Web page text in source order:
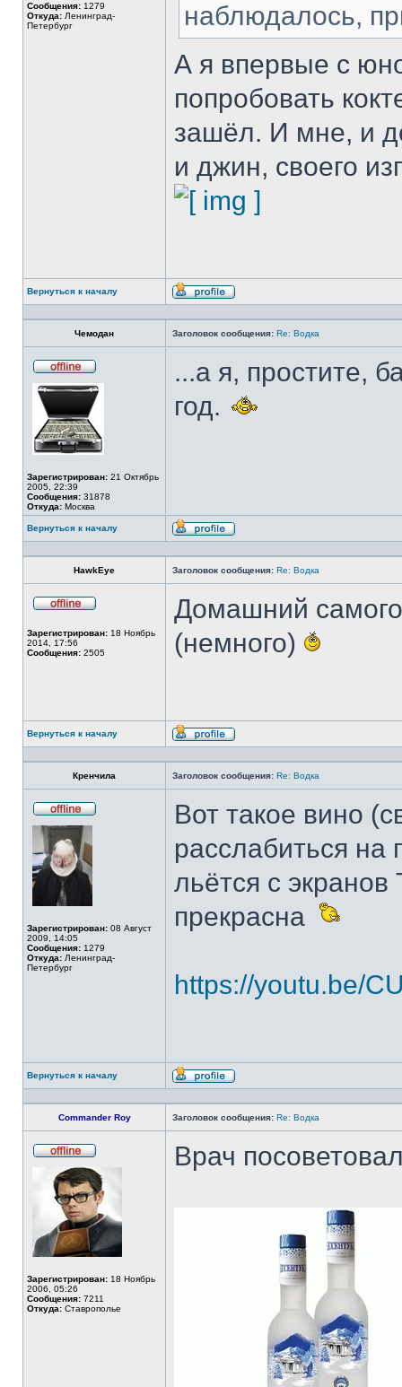
Сообщения: 1279
Откуда: Ленинград-
Петербург
наблюдалось,
А я впервые с
попробовать
зашёл. И мне, и
и джин, своего
Вернуться к началу
Профиль
Чемодан Заголовок сообщения: Re: Водка
в
сети
Зарегистрирован: 21 Октябрь
2005, 22:39
Сообщения: 31878
Откуда: Москва
...а я, простите,
год.
Вернуться к началу
Профиль
HawkEye Заголовок сообщения: Re: Водка
сети
Зарегистрирован: 18 Ноябрь
2014, 17:56
Сообщения: 2505
Домашний
(немного)
Вернуться к началу
Профиль
Кренчила Заголовок сообщения: Re: Водка
Зарегистрирован: 08 Август
2009, 14:05
Сообщения: 1279
Откуда: Ленинград-
Петербург
Вот такое вино
расслабиться на
льётся с
прекрасна
https://youtu.be/
Вернуться к началу
Профиль
Commander Roy Заголовок сообщения: Re: Водка
в
сети
Зарегистрирован: 18 Ноябрь
2006, 05:26
Сообщения: 7211
Откуда: Ставрополье
Врач